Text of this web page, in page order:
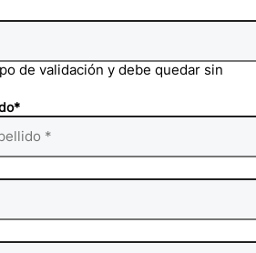
de validación y debe quedar sin
*